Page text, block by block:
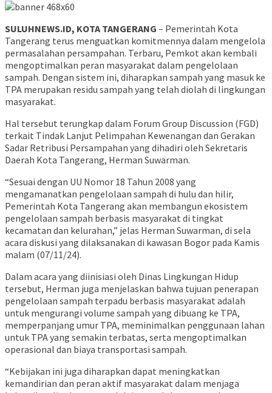
SULUHNEWS.ID, KOTA TANGERANG – Pemerintah Kota
Tangerang terus menguatkan komitmennya dalam mengelola
permasalahan persampahan. Terbaru, Pemkot akan kembali
mengoptimalkan peran masyarakat dalam pengelolaan
sampah. Dengan sistem ini, diharapkan sampah yang masuk ke
TPA merupakan residu sampah yang telah diolah di lingkungan
masyarakat.
Hal tersebut terungkap dalam Forum Group Discussion (FGD)
terkait Tindak Lanjut Pelimpahan Kewenangan dan Gerakan
Sadar Retribusi Persampahan yang dihadiri oleh Sekretaris
Daerah Kota Tangerang, Herman Suwarman.
“Sesuai dengan UU Nomor 18 Tahun 2008 yang
mengamanatkan pengelolaan sampah di hulu dan hilir,
Pemerintah Kota Tangerang akan membangun ekosistem
pengelolaan sampah berbasis masyarakat di tingkat
kecamatan dan kelurahan,” jelas Herman Suwarman, di sela
acara diskusi yang dilaksanakan di kawasan Bogor pada Kamis
malam (07/11/24).
Dalam acara yang diinisiasi oleh Dinas Lingkungan Hidup
tersebut, Herman juga menjelaskan bahwa tujuan penerapan
pengelolaan sampah terpadu berbasis masyarakat adalah
untuk mengurangi volume sampah yang dibuang ke TPA,
memperpanjang umur TPA, meminimalkan penggunaan lahan
untuk TPA yang semakin terbatas, serta mengoptimalkan
operasional dan biaya transportasi sampah.
“Kebijakan ini juga diharapkan dapat meningkatkan
kemandirian dan peran aktif masyarakat dalam menjaga